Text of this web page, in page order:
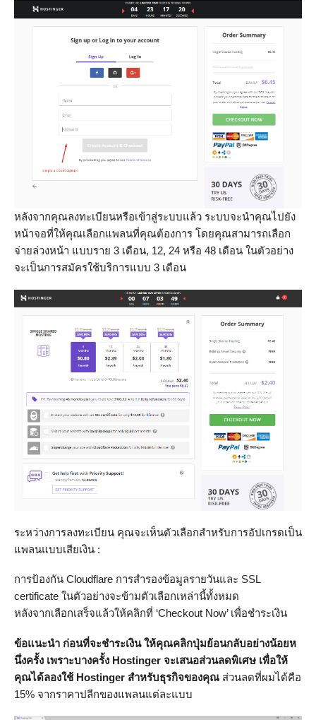
หลังจากคุณลงทะเบียนหรือเข้าสู่ระบบแล้ว ระบบจะนำคุณไปยัง
หน้าจอที่ให้คุณเลือกแพลนที่คุณต้องการ โดยคุณสามารถเลือก
จ่ายล่วงหน้า แบบราย 3 เดือน, 12, 24 หรือ 48 เดือน ในตัวอย่าง
จะเป็นการสมัครใช้บริการแบบ 3 เดือน
ระหว่างการลงทะเบียน คุณจะเห็นตัวเลือกสำหรับการอัปเกรดเป็น
แพลนแบบเสียเงิน :
การป้องกัน Cloudflare การสำรองข้อมูลรายวันและ SSL
certificate ในตัวอย่างจะข้ามตัวเลือกเหล่านี้ทั้งหมด
หลังจากเลือกเสร็จแล้วให้คลิกที่ ‘Checkout Now’ เพื่อชำระเงิน
ข้อแนะนำ ก่อนที่จะชำระเงิน ให้คุณคลิกปุ่มย้อนกลับอย่างน้อยห
นึ่งครั้ง เพราะบางครั้ง Hostinger จะเสนอส่วนลดพิเศษ เพื่อให้
คุณได้ลองใช้ Hostinger สำหรับธุรกิจของคุณ ส่วนลดที่ผมได้คือ
15% จากราคาปลีกของแพลนแต่ละแบบ